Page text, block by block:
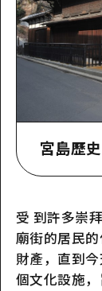
宮島歷
Google
受 到許多崇
廟街的居民
財產，直到今
個文化設施